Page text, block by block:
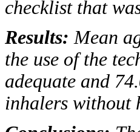
checklist that
Results: Mean
the use of the
adequate and
inhalers without